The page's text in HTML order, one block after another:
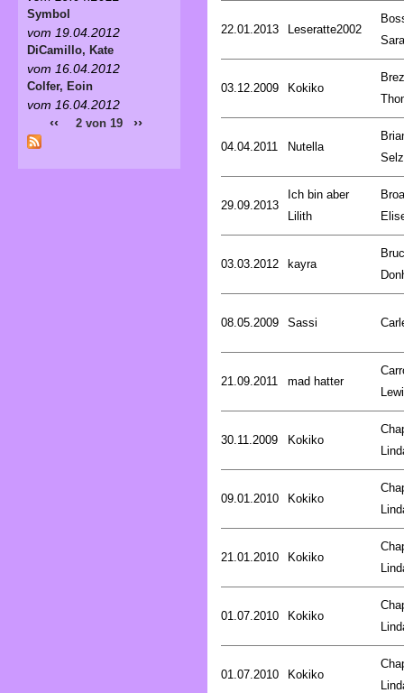
22.01.2013 Leseratte2002
03.12.2009 Kokiko
04.04.2011 Nutella
29.09.2013
Ich bin aber
Lilith
03.03.2012 kayra
08.05.2009 Sassi
21.09.2011 mad hatter
30.11.2009 Kokiko
09.01.2010 Kokiko
21.01.2010 Kokiko
01.07.2010 Kokiko
01.07.2010 Kokiko
Symbol
vom 19.04.2012
DiCamillo, Kate
vom 16.04.2012
Colfer, Eoin
vom 16.04.2012
‹‹ 2 von 19 ››